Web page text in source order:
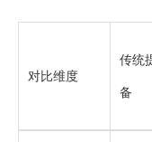
对比维度
传统
备